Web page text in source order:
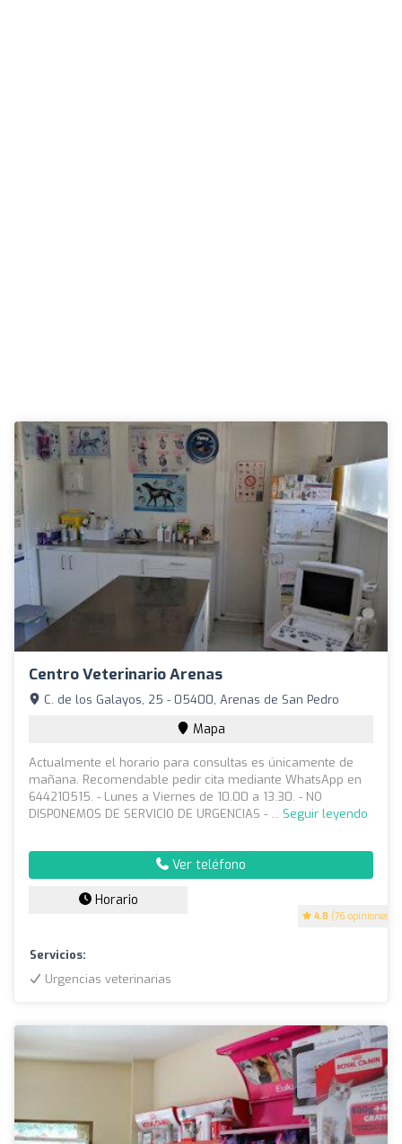
Centro Veterinario Arenas
4.8 (76 opiniones)
C. de los Galayos, 25 - 05400, Arenas de San Pedro
Mapa
Actualmente el horario para consultas es únicamente de
mañana. Recomendable pedir cita mediante WhatsApp en
644210515. - Lunes a Viernes de 10.00 a 13.30. - NO
DISPONEMOS DE SERVICIO DE URGENCIAS - ... Seguir leyendo
Ver teléfono
Horario
Servicios:
Urgencias veterinarias